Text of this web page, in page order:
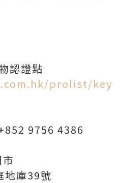
認證點
prolist/key
9756 4386
地庫39號